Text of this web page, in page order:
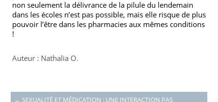
non seulement la délivrance de la pilule du lendemain
dans les écoles n’est pas possible, mais elle risque de plus
pouvoir l’être dans les pharmacies aux mêmes conditions
!
Auteur : Nathalia O.
← SEXUALITÉ ET MÉDICATION : UNE INTERACTION PAS